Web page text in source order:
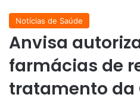
Notícias de Saúde
Anvisa
farmácias de
tratamento da